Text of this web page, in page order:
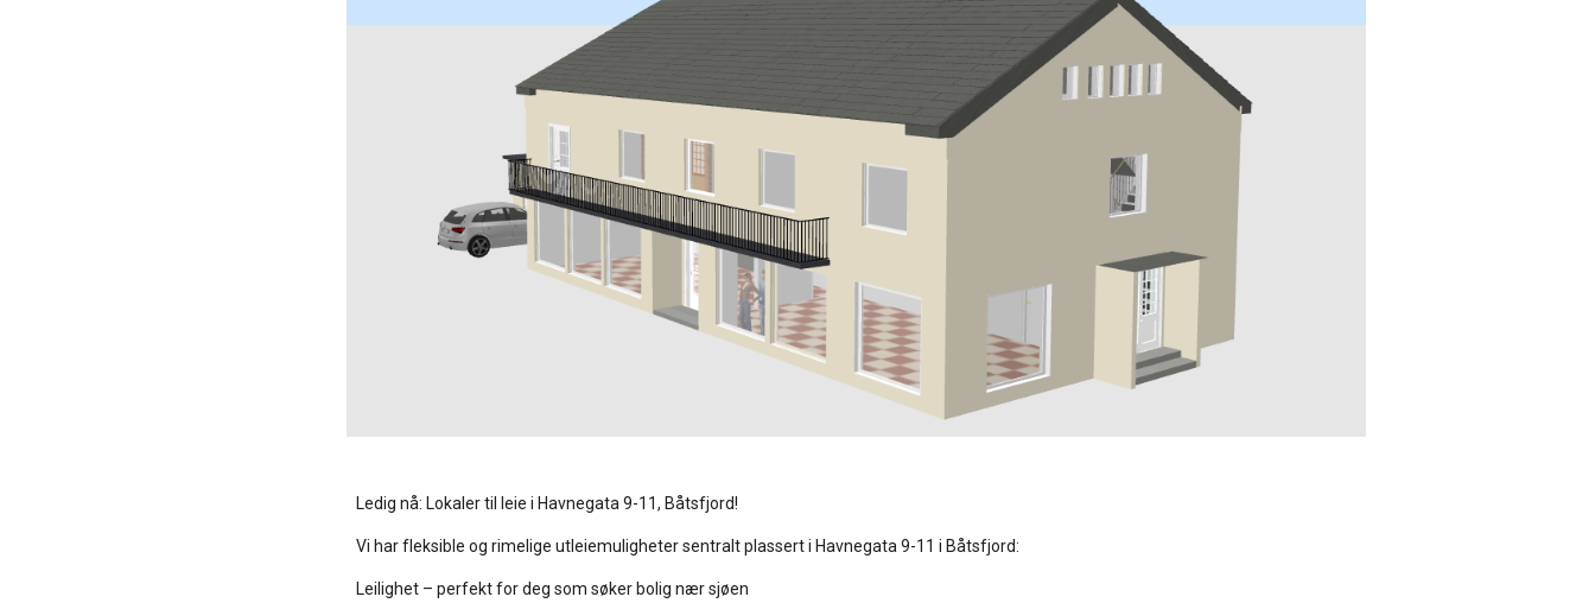
Ledig nå: Lokaler til leie i Havnegata 9-11, Båtsfjord!
Vi har fleksible og rimelige utleiemuligheter sentralt plassert i Havnegata 9-11 i Båtsfjord:
Leilighet – perfekt for deg som søker bolig nær sjøen